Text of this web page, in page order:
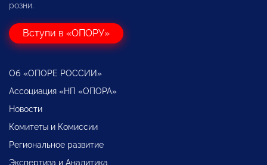
розни.
Вступи в «ОПОРУ»
Об «ОПОРЕ РОССИИ»
Ассоциация «НП «ОПОРА»
Новости
Комитеты и Комиссии
Региональное развитие
Экспертиза и Аналитика